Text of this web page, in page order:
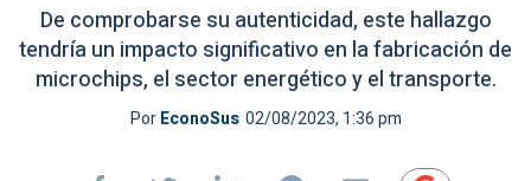
De comprobarse su autenticidad, este hallazgo
tendría un impacto significativo en la fabricación de
microchips, el sector energético y el transporte.
PorEconoSus 02/08/2023, 1:36 pm